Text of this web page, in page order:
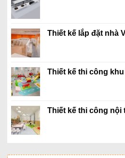
Thiết kế lắp đặt nhà
Thiết kế thi công
Thiết kế thi công nội